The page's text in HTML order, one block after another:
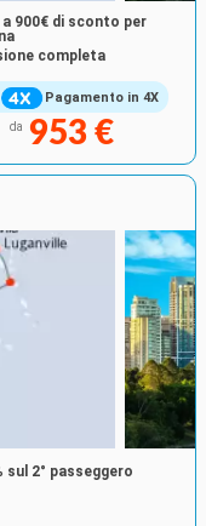
Pagamento in 4X
a 900€ di sconto per
completa
da 953 €
sul 2° passeggero